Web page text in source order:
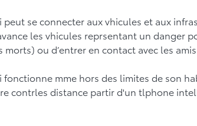
peut se connecter aux vhicules et aux
les vhicules reprsentant un danger
morts) ou d’entrer en contact avec les
fonctionne mme hors des limites de son
contrles distance partir d'un tlphone